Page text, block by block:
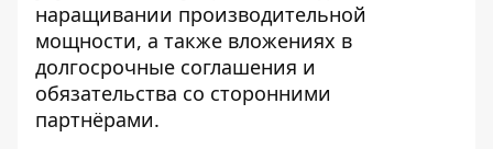
наращивании производительной
мощности, а также вложениях в
долгосрочные соглашения и
обязательства со сторонними
партнёрами.